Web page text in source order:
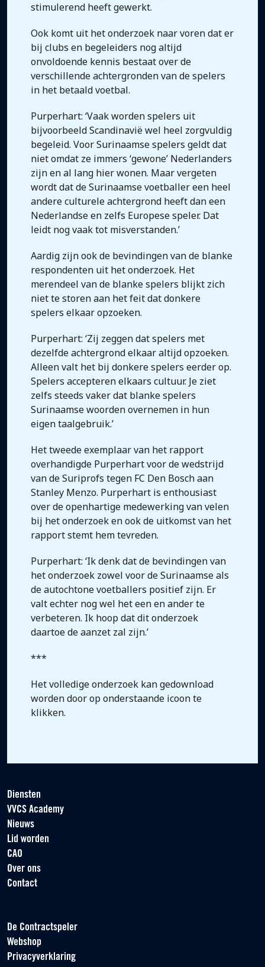
stimulerend heeft gewerkt.
Ook komt uit het onderzoek naar voren dat er
bij clubs en begeleiders nog altijd
onvoldoende kennis bestaat over de
verschillende achtergronden van de spelers
in het betaald voetbal.
Purperhart: ‘Vaak worden spelers uit
bijvoorbeeld Scandinavië wel heel zorgvuldig
begeleid. Voor Surinaamse spelers geldt dat
niet omdat ze immers ‘gewone’ Nederlanders
zijn en al lang hier wonen. Maar vergeten
wordt dat de Surinaamse voetballer een heel
andere culturele achtergrond heeft dan een
Nederlandse en zelfs Europese speler. Dat
leidt nog vaak tot misverstanden.’
Aardig zijn ook de bevindingen van de blanke
respondenten uit het onderzoek. Het
merendeel van de blanke spelers blijkt zich
niet te storen aan het feit dat donkere
spelers elkaar opzoeken.
Purperhart: ‘Zij zeggen dat spelers met
dezelfde achtergrond elkaar altijd opzoeken.
Alleen valt het bij donkere spelers eerder op.
Spelers accepteren elkaars cultuur. Je ziet
zelfs steeds vaker dat blanke spelers
Surinaamse woorden overnemen in hun
eigen taalgebruik.’
Het tweede exemplaar van het rapport
overhandigde Purperhart voor de wedstrijd
van de Suriprofs tegen FC Den Bosch aan
Stanley Menzo. Purperhart is enthousiast
over de openhartige medewerking van velen
bij het onderzoek en ook de uitkomst van het
rapport stemt hem tevreden.
Purperhart: ‘Ik denk dat de bevindingen van
het onderzoek zowel voor de Surinaamse als
de autochtone voetballers positief zijn. Er
valt echter nog wel het een en ander te
verbeteren. Ik hoop dat dit onderzoek
daartoe de aanzet zal zijn.’
***
Het volledige onderzoek kan gedownload
worden door op onderstaande icoon te
klikken.
Diensten
VVCS Academy
Nieuws
Lid worden
CAO
Over ons
Contact
De Contractspeler
Webshop
Privacyverklaring